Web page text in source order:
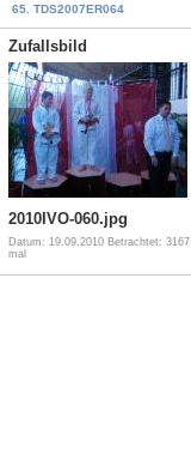
65. TDS2007ER064
Zufallsbild
2010IVO-060.jpg
Datum: 19.09.2010 Betrachtet: 3167
mal